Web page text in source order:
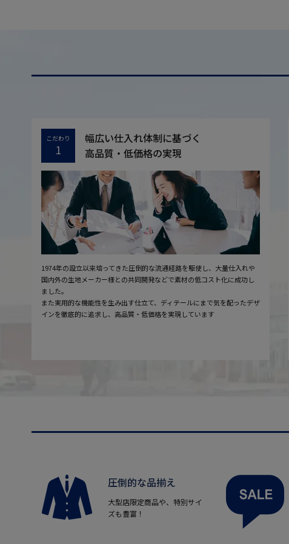
こだわり
1
幅広い仕入れ体制に基づく
高品質・低価格の実現
1974年の設立以来培ってきた圧倒的な流通経路を駆使し、大量仕入れや
国内外の生地メーカー様との共同開発などで素材の低コスト化に成功し
ました。
また実用的な機能性を生み出す仕立て、ディテールにまで気を配ったデザ
インを徹底的に追求し、高品質・低価格を実現しています
圧倒的な品揃え
大型店限定商品や、特別サイ
ズも豊富！